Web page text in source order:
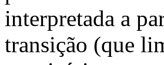
interpretada a
transição (que